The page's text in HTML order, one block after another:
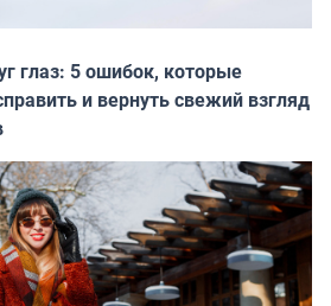
глаз: 5 ошибок, которые
и вернуть свежий взгляд